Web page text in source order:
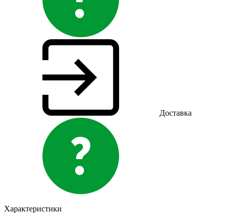
Доставка
Характеристики